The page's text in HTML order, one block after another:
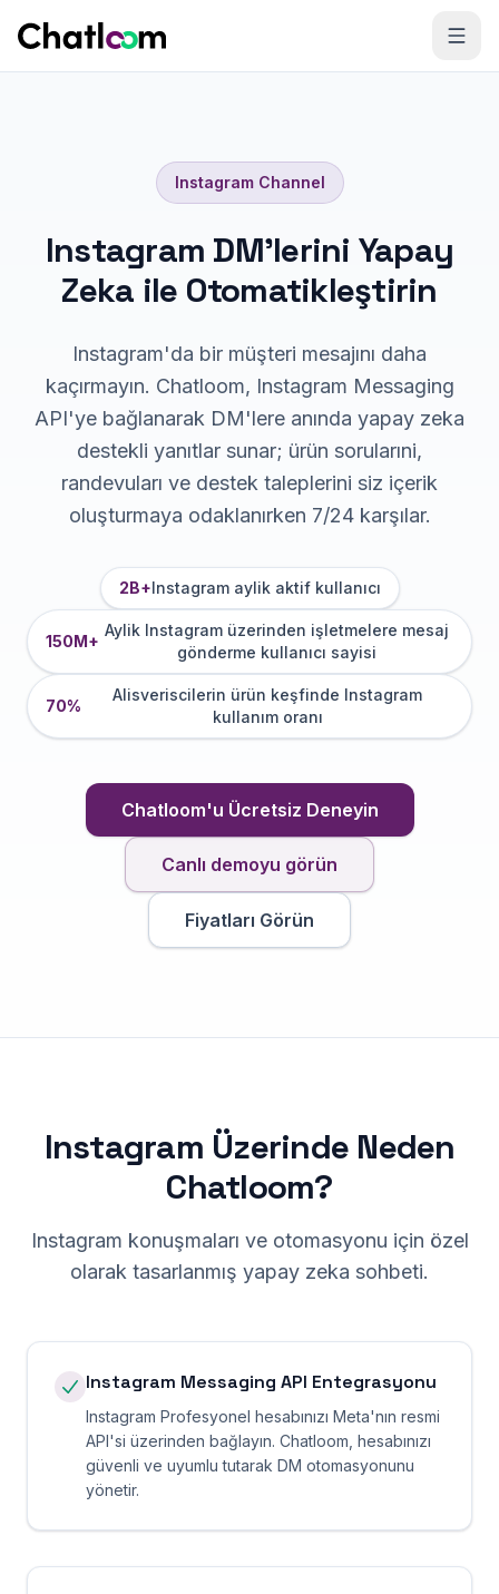
InstagramChannel
Instagram DM'lerini Yapay
Zeka ile Otomatikleştirin
Instagram'da bir müşteri mesajını daha
kaçırmayın. Chatloom, Instagram Messaging
API'ye bağlanarak DM'lere anında yapay zeka
destekli yanıtlar sunar; ürün sorularıni,
randevuları ve destek taleplerini siz içerik
oluşturmaya odaklanırken 7/24 karşılar.
2B+Instagram aylik aktif kullanıcı
150M+
Aylik Instagram üzerinden işletmelere mesaj
gönderme kullanıcı sayisi
70%
Alisveriscilerin ürün keşfinde Instagram
kullanım oranı
Chatloom'u Ücretsiz Deneyin
Canlı demoyu görün
Fiyatları Görün
Instagram Üzerinde Neden
Chatloom?
Instagram konuşmaları ve otomasyonu için özel
olarak tasarlanmış yapay zeka sohbeti.
Instagram Messaging API Entegrasyonu
Instagram Profesyonel hesabınızı Meta'nın resmi
API'si üzerinden bağlayın. Chatloom, hesabınızı
güvenli ve uyumlu tutarak DM otomasyonunu
yönetir.